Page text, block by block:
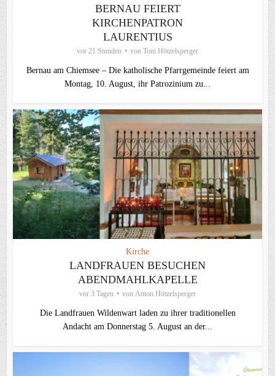
BERNAU FEIERT
KIRCHENPATRON
LAURENTIUS
vor 21 Stunden von Toni Hötzelsperger
Bernau am Chiemsee – Die katholische Pfarrgemeinde feiert am
Montag, 10. August, ihr Patrozinium zu...
Kirche
LANDFRAUEN BESUCHEN
ABENDMAHLKAPELLE
vor 3 Tagen von Anton Hötzelsperger
Die Landfrauen Wildenwart laden zu ihrer traditionellen
Andacht am Donnerstag 5. August an der...